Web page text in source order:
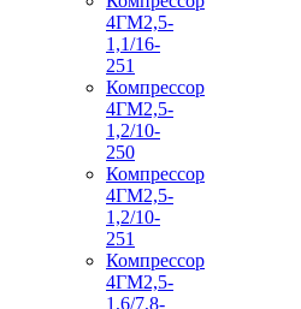
4ГМ2,5-
1,1/16-
251
Компрессор
4ГМ2,5-
1,2/10-
250
Компрессор
4ГМ2,5-
1,2/10-
251
Компрессор
4ГМ2,5-
1,6/7,8-